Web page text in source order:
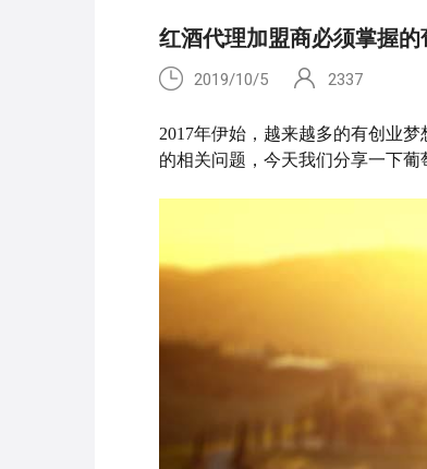
红酒代理加盟商必须掌握
2019/10/5 2337
2017年伊始，越来越多的有创业
的相关问题，今天我们分享一下葡